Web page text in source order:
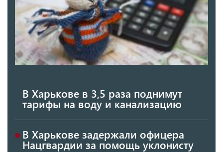
В Харькове в 3,5 раза поднимут
тарифы на воду и канализацию
В Харькове задержали офицера
Нацгвардии за помощь уклонисту